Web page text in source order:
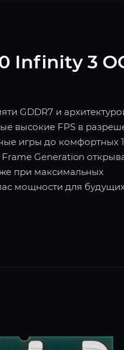
Infinity 3
GDDR7 и
высокие FPS в
игры до комфортных
Frame Generation
при максимальных
мощности для